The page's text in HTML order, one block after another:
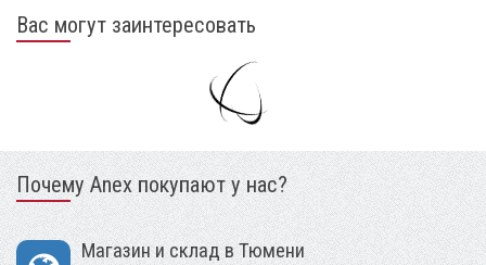
Вас могут заинтересовать
Почему Anex покупают у нас?
Магазин и склад в Тюмени